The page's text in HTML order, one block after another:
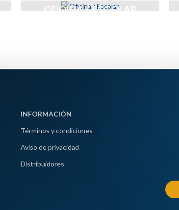
OFICINA / ESCOLAR
INFORMACIÓN
Términos y condiciones
Aviso de privacidad
Distribuidores